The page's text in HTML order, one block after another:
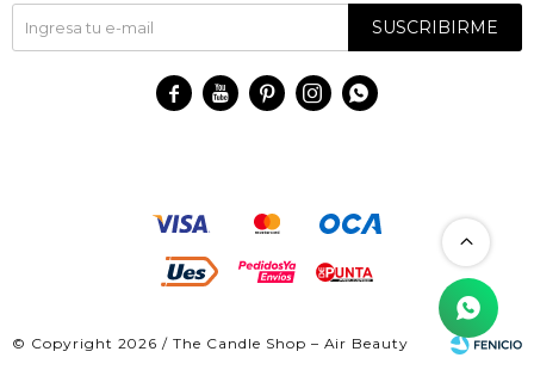
SUSCRIBIRME
    
© Copyright 2026 / The Candle Shop – Air Beauty